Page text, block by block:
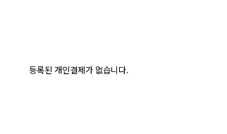
등록된 개인결제가 없습니다.